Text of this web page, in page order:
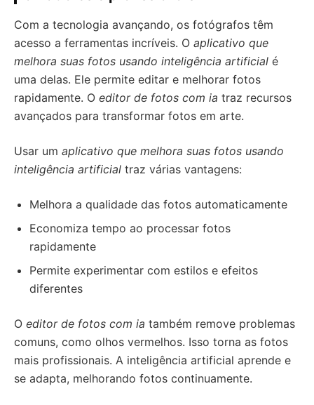
Com a tecnologia avançando, os fotógrafos têm
acesso a ferramentas incríveis. O aplicativo que
melhora suas fotos usando inteligência artificial é
uma delas. Ele permite editar e melhorar fotos
rapidamente. O editor de fotos com ia traz recursos
avançados para transformar fotos em arte.
Usar um aplicativo que melhora suas fotos usando
inteligência artificial traz várias vantagens:
Melhora a qualidade das fotos automaticamente
Economiza tempo ao processar fotos
rapidamente
Permite experimentar com estilos e efeitos
diferentes
O editor de fotos com ia também remove problemas
comuns, como olhos vermelhos. Isso torna as fotos
mais profissionais. A inteligência artificial aprende e
se adapta, melhorando fotos continuamente.